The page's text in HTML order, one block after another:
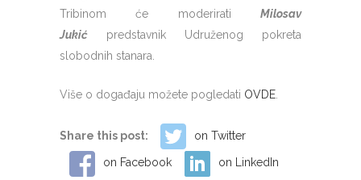
Tribinom će moderirati Milosav
Jukić predstavnik Udruženog pokreta
slobodnih stanara.
Više o događaju možete pogledati OVDE
Share this post: on Twitter
on Facebook on LinkedIn